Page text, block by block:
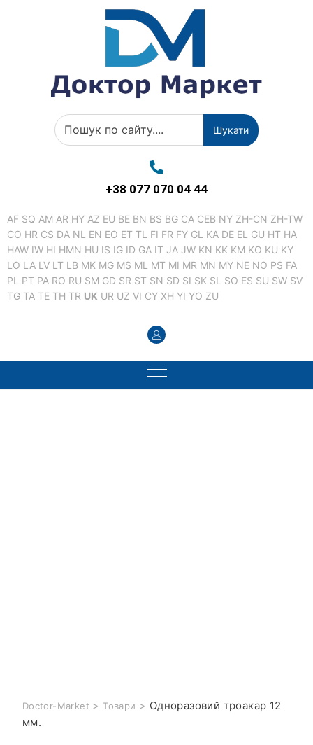
Шукати
+38 077 070 04 44
AF SQ AM AR HY AZ EU BE BN BS BG CA CEB NY ZH-CN ZH-TW
CO HR CS DA NL EN EO ET TL FI FR FY GL KA DE EL GU HT HA
HAW IW HI HMN HU IS IG ID GA IT JA JW KN KK KM KO KU KY
LO LA LV LT LB MK MG MS ML MT MI MR MN MY NE NO PS FA
PL PT PA RO RU SM GD SR ST SN SD SI SK SL SO ES SU SW SV
TG TA TE TH TR UK UR UZ VI CY XH YI YO ZU
Doctor-Market > Товари > Одноразовий троакар 12
мм.